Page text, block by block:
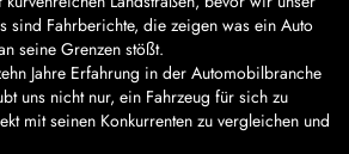
sind Fahrberichte, die zeigen was ein Auto
seine Grenzen stößt.
Jahre Erfahrung in der Automobilbranche
uns nicht nur, ein Fahrzeug für sich zu
mit seinen Konkurrenten zu vergleichen und